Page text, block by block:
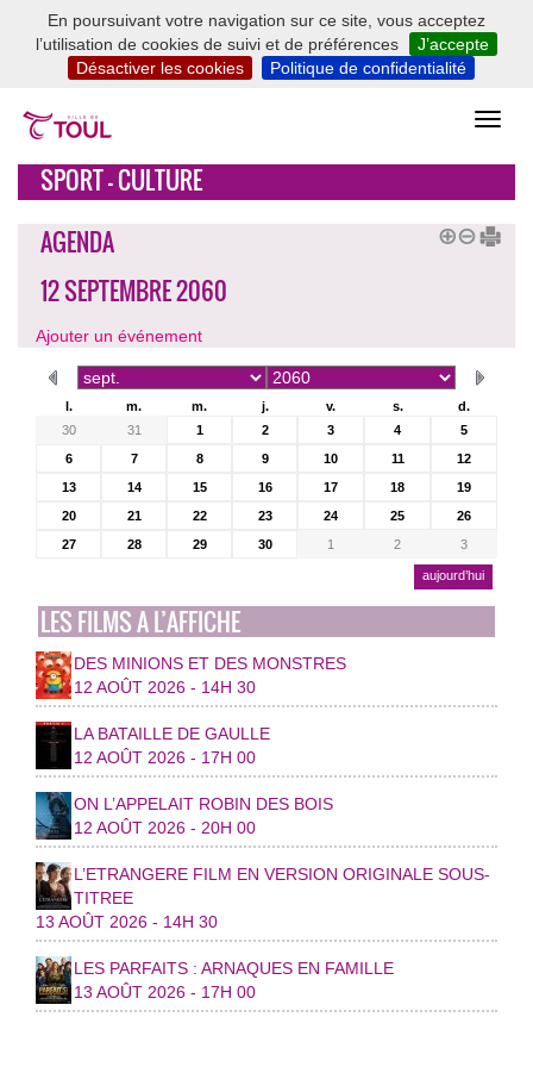
En poursuivant votre navigation sur ce site, vous acceptez
l’utilisation de cookies de suivi et de préférences
J’accepte
Désactiver les cookies
Politique de confidentialité
SPORT - CULTURE
AGENDA
12 SEPTEMBRE 2060
Ajouter un événement
l. m. m. j. v. s.
d.
30
31 1 2 3 4
5
6
7 8 9 10 11
12
13
14 15 16 17 18
19
20
21 22 23 24 25
26
27
28 29 30 1 2 3
aujourd’hui
LES FILMS A L’AFFICHE
DES MINIONS ET DES MONSTRES
12 AOÛT 2026 - 14H 30
LA BATAILLE DE GAULLE
12 AOÛT 2026 - 17H 00
ON L’APPELAIT ROBIN DES BOIS
12 AOÛT 2026 - 20H 00
L’ETRANGERE FILM EN VERSION ORIGINALE SOUS-
TITREE
13 AOÛT 2026 - 14H 30
LES PARFAITS : ARNAQUES EN FAMILLE
13 AOÛT 2026 - 17H 00